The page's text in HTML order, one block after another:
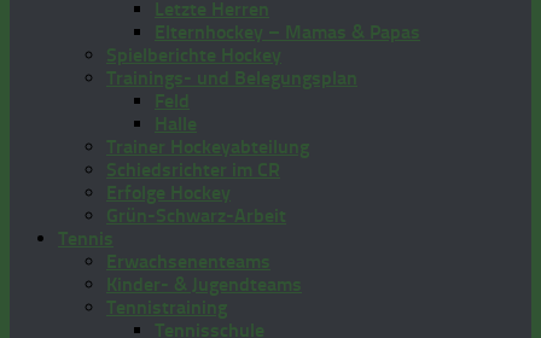
Letzte Herren
Elternhockey – Mamas & Papas
Spielberichte Hockey
Trainings- und Belegungsplan
Feld
Halle
Trainer Hockeyabteilung
Schiedsrichter im CR
Erfolge Hockey
Grün-Schwarz-Arbeit
Tennis
Erwachsenenteams
Kinder- & Jugendteams
Tennistraining
Tennisschule